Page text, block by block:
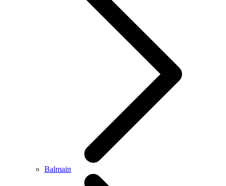
Balmain